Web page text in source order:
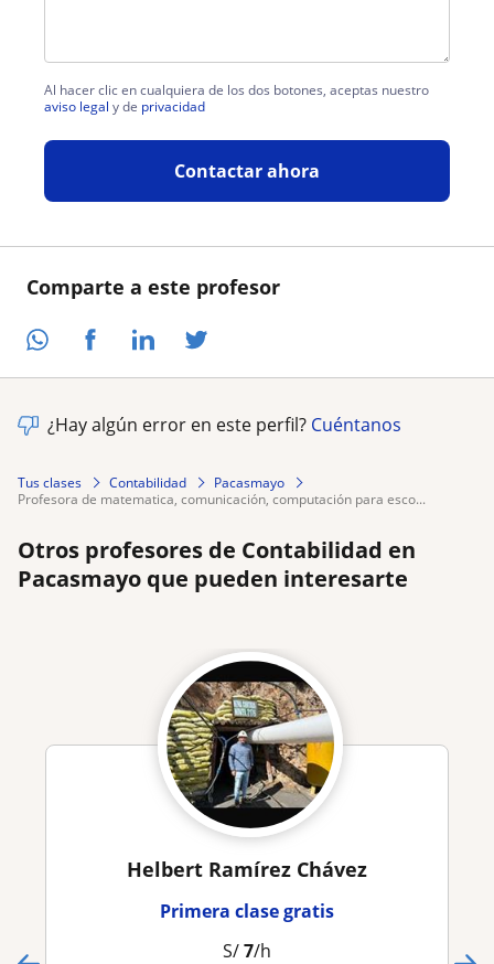
Comparte a este profesor
Al hacer clic en cualquiera de los dos botones, aceptas nuestro
aviso legal y de privacidad
Contactar ahora
¿Hay algún error en este perfil? Cuéntanos
Tus clases Contabilidad
Pacasmayo
profesora de matematica, comunicación, computación para esco...
Otros profesores de Contabilidad en
Pacasmayo que pueden interesarte
Helbert Ramírez Chávez
Primera clase gratis
S/7/h